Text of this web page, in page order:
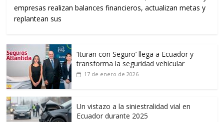
empresas realizan balances financieros, actualizan metas y
replantean sus
‘Ituran con Seguro’ llega a Ecuador y
transforma la seguridad vehicular
17 de enero de 2026
Un vistazo a la siniestralidad vial en
Ecuador durante 2025